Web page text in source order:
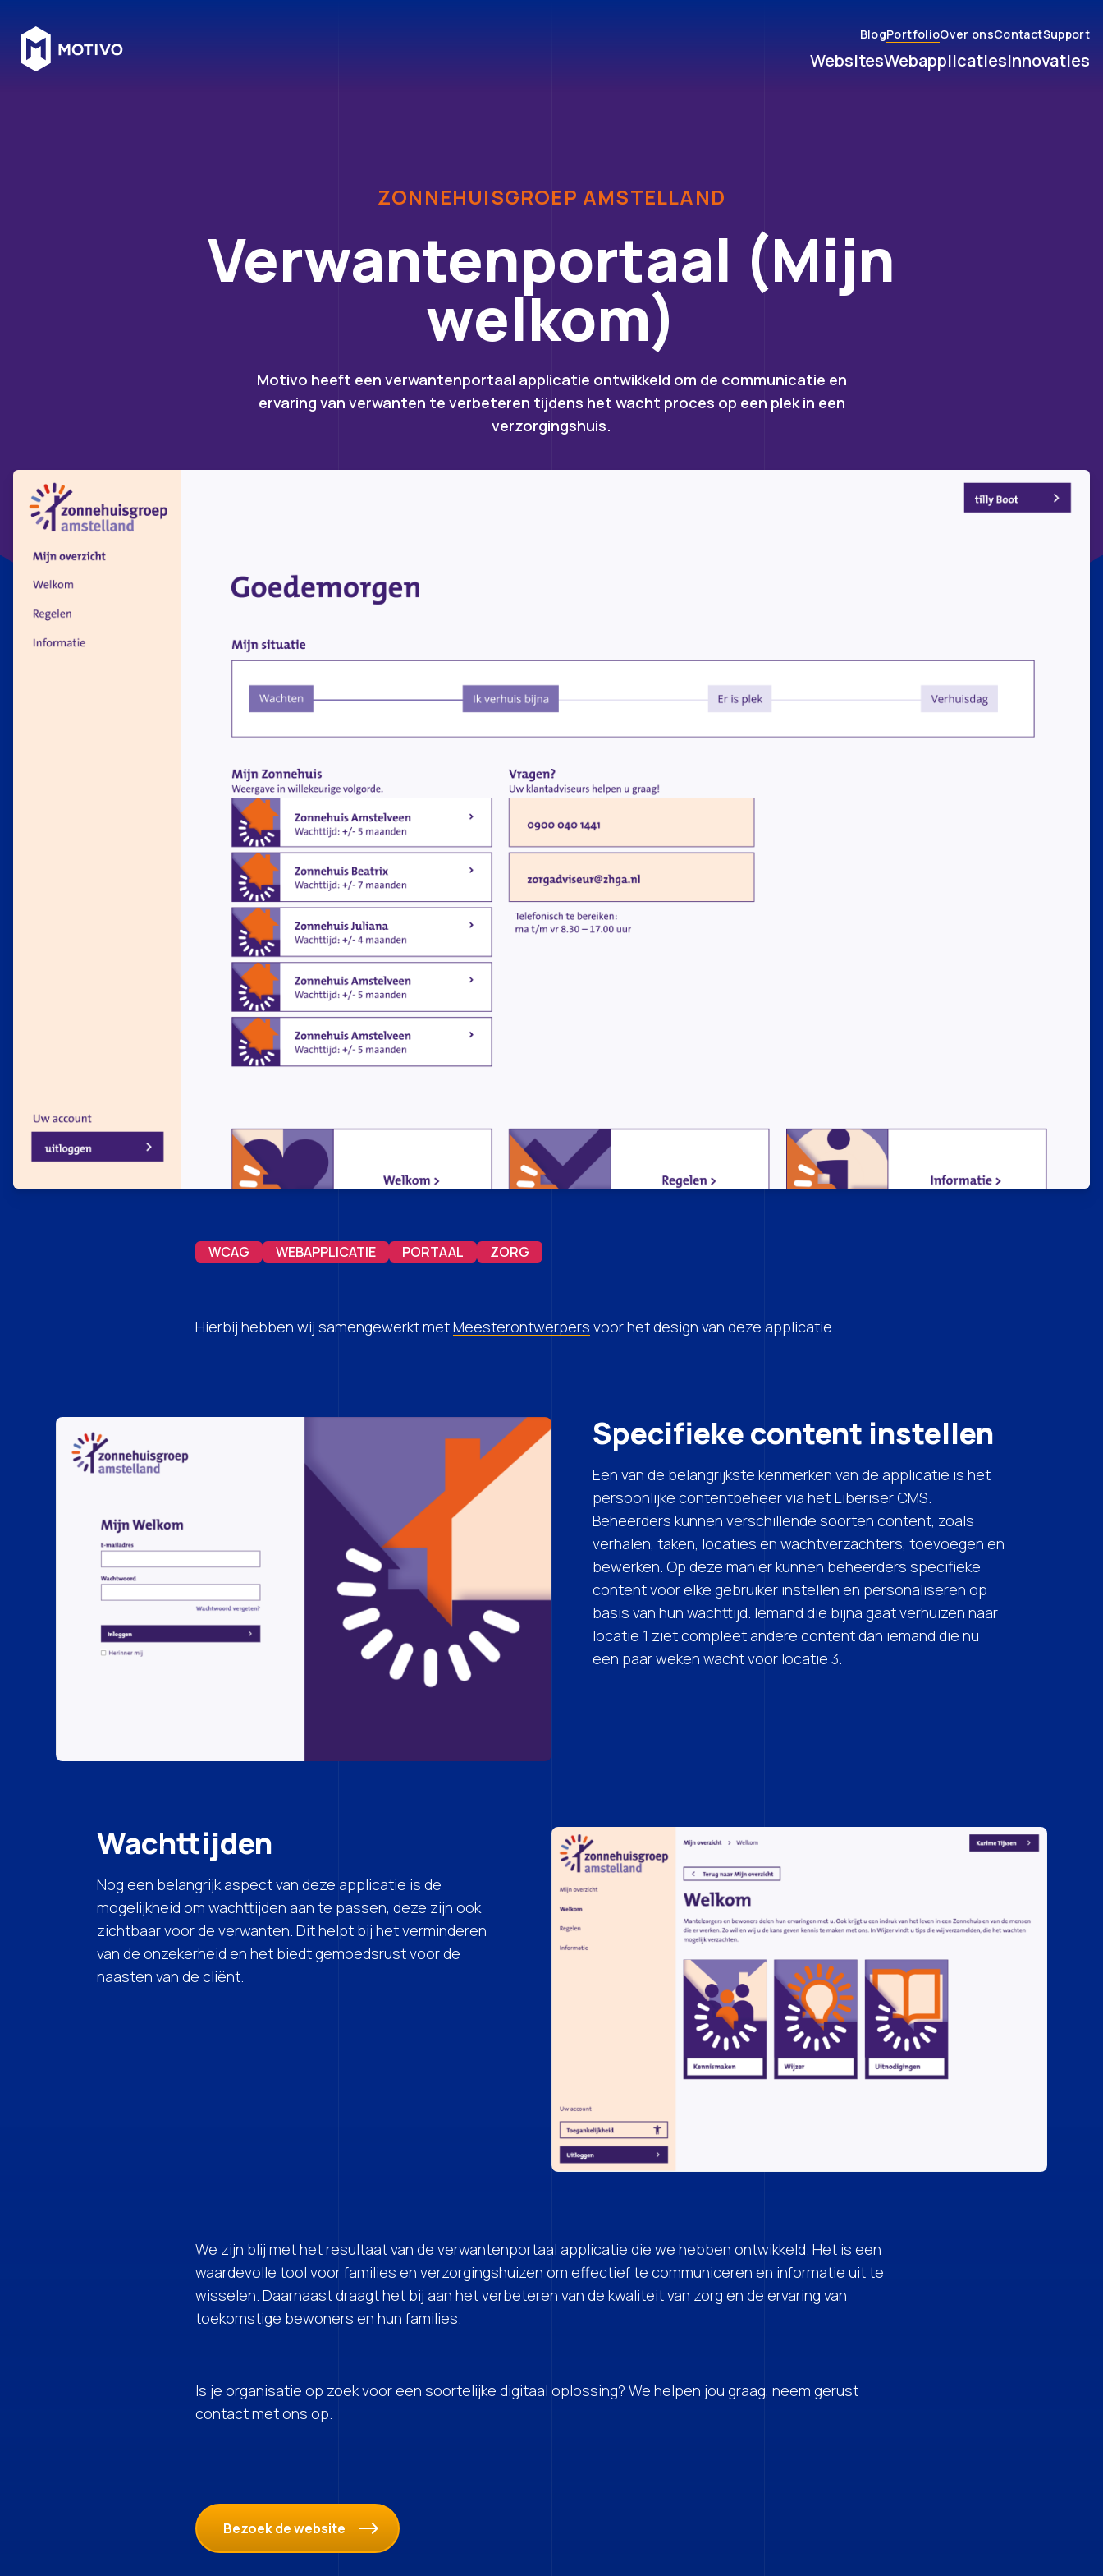
BlogPortfolioOver onsContactSupport
WebsitesWebapplicatiesInnovaties
Verwantenportaal (Mijn
welkom)
ZONNEHUISGROEP AMSTELLAND
Motivo heeft een verwantenportaal applicatie ontwikkeld om de communicatie en
ervaring van verwanten te verbeteren tijdens het wacht proces op een plek in een
verzorgingshuis.
WCAG WEBAPPLICATIE PORTAAL ZORG
Hierbij hebben wij samengewerkt metMeesterontwerpers voor het design van deze applicatie.
Specifieke content instellen
Een van de belangrijkste kenmerken van de applicatie is het
persoonlijke contentbeheer via het Liberiser CMS.
Beheerders kunnen verschillende soorten content, zoals
verhalen, taken, locaties en wachtverzachters, toevoegen en
bewerken. Op deze manier kunnen beheerders specifieke
content voor elke gebruiker instellen en personaliseren op
basis van hun wachttijd. Iemand die bijna gaat verhuizen naar
locatie 1 ziet compleet andere content dan iemand die nu
een paar weken wacht voor locatie 3.
Wachttijden
Nog een belangrijk aspect van deze applicatie is de
mogelijkheid om wachttijden aan te passen, deze zijn ook
zichtbaar voor de verwanten. Dit helpt bij het verminderen
van de onzekerheid en het biedt gemoedsrust voor de
naasten van de cliënt.
We zijn blij met het resultaat van de verwantenportaal applicatie die we hebben ontwikkeld. Het is een
waardevolle tool voor families en verzorgingshuizen om effectief te communiceren en informatie uit te
wisselen. Daarnaast draagt het bij aan het verbeteren van de kwaliteit van zorg en de ervaring van
toekomstige bewoners en hun families.
Is je organisatie op zoek voor een soortelijke digitaal oplossing? We helpen jou graag, neem gerust
contact met ons op.
Bezoek de website